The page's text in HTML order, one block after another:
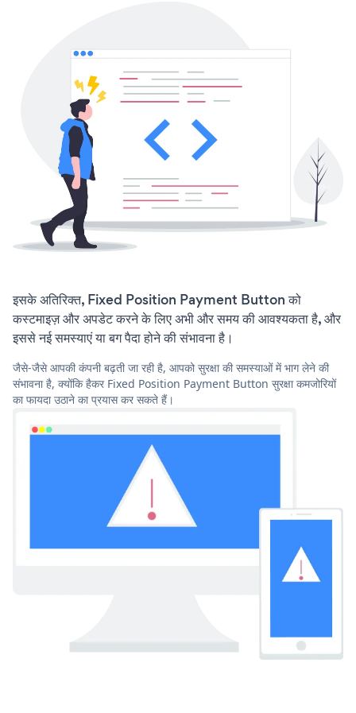
इसके अतिरिक्त, Fixed Position Payment Button को
कस्टमाइज़ और अपडेट करने के लिए अभी और समय की आवश्यकता है, और
इससे नई समस्याएं या बग पैदा होने की संभावना है।
जैसे-जैसे आपकी कंपनी बढ़ती जा रही है, आपको सुरक्षा की समस्याओं में भाग लेने की
संभावना है, क्योंकि हैकर Fixed Position Payment Button सुरक्षा कमजोरियों
का फायदा उठाने का प्रयास कर सकते हैं।